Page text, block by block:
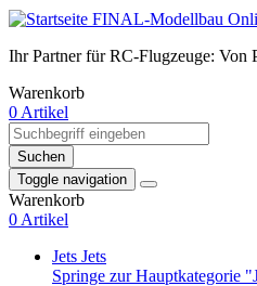
Ihr Partner für RC-Flugzeuge: Von
Warenkorb
0 Artikel
Suchen
Toggle navigation
Warenkorb
0 Artikel
Jets Jets
Springe zur Hauptkategorie